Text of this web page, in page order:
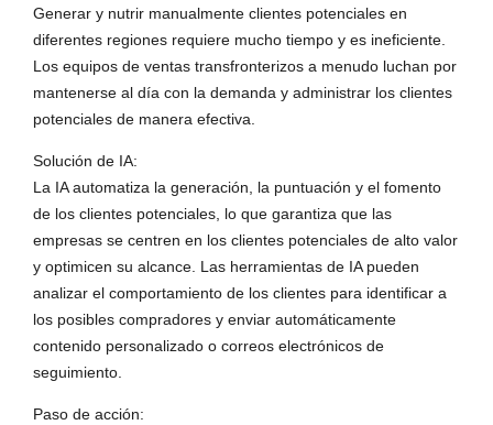
Generar y nutrir manualmente clientes potenciales en
diferentes regiones requiere mucho tiempo y es ineficiente.
Los equipos de ventas transfronterizos a menudo luchan por
mantenerse al día con la demanda y administrar los clientes
potenciales de manera efectiva.
Solución de IA:
La IA automatiza la generación, la puntuación y el fomento
de los clientes potenciales, lo que garantiza que las
empresas se centren en los clientes potenciales de alto valor
y optimicen su alcance. Las herramientas de IA pueden
analizar el comportamiento de los clientes para identificar a
los posibles compradores y enviar automáticamente
contenido personalizado o correos electrónicos de
seguimiento.
Paso de acción: